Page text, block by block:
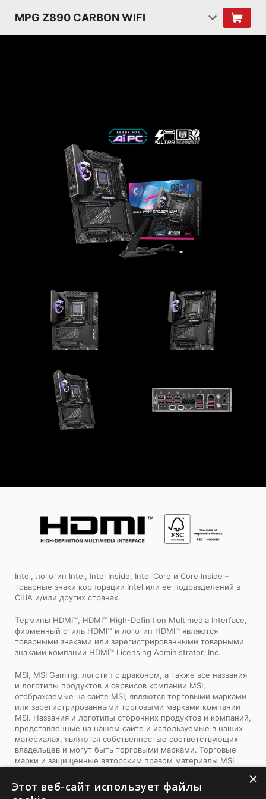
MPG Z890 CARBON WIFI
Intel, логотип Intel, Intel Inside, Intel Core и Core Inside –
товарные знаки корпорации Intel или ее подразделений в
США и/или других странах.
Tермины HDMI™, HDMI™ High-Definition Multimedia Interface,
фирменный стиль HDMI™ и логотип HDMI™ являются
товарными знаками или зарегистрированными товарными
знаками компании HDMI™ Licensing Administrator, Inc.
MSI, MSI Gaming, логотип с драконом, а также все названия
и логотипы продуктов и сервисов компании MSI,
отображаемые на сайте MSI, являются торговыми марками
или зарегистрированными торговыми марками компании
MSI. Названия и логотипы сторонних продуктов и компаний,
представленные на нашем сайте и используемые в наших
материалах, являются собственностью соответствующих
владельцев и могут быть торговыми марками. Торговые
марки и защищенные авторским правом материалы MSI
компании MSI. Компания MSI оставляет за собой все права,
не предоставленные явно в рамках данного документа.
×
Этот веб-сайт использует файлы